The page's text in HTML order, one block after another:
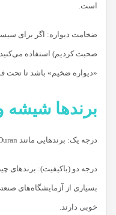
است.
ضخامت دیواره: اگر برای
«دیواره ضخیم» باشد تا تحت
برندها شیشه
درجه یک: برندهایی مانند Duran (آلمان) یا Schott که قیمت بالایی دارند.
بسیاری از آزمایشگاه‌های
خوبی دارند.